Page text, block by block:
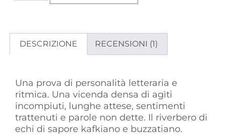
DESCRIZIONE RECENSIONI (1)
Una prova di personalità letteraria e
ritmica. Una vicenda densa di agìti
incompiuti, lunghe attese, sentimenti
trattenuti e parole non dette. Il riverbero di
echi di sapore kafkiano e buzzatiano.